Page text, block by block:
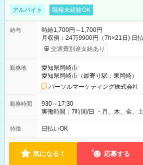
アルバイト 職種未経験OK
給与
時給1,700円～1,700円
月収例：24万9900円（7h×21日) 日払い、週払いOK（規定有
り） 【試用期間】試用期間なし
交通費別途支給あり
勤務地
愛知県岡崎市
愛知県岡崎市（最寄り駅：東岡崎）
パーソルマーケティング株式会社
勤務時間
930～17:30
実働時間：7時間/日 ・月、木、金、
は固定休です／夏季、年末年始等、
フト！ 残業ほぼナシ（0～5h/月）
特徴 日払いOK
気になる！ 応募する